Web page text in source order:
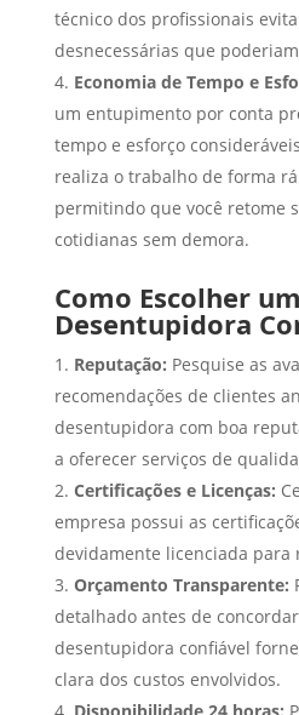
técnico dos profissionais
desnecessárias que
Economia de Tempo e
um entupimento por conta
tempo e esforço
realiza o trabalho de forma
permitindo que você retome
cotidianas sem demora.
Como Escolher
Desentupidora
Reputação: Pesquise as
recomendações de clientes
desentupidora com boa
a oferecer serviços de
Certificações e Licenças:
empresa possui as
devidamente licenciada para
Orçamento Transparente:
detalhado antes de
desentupidora confiável
clara dos custos envolvidos.